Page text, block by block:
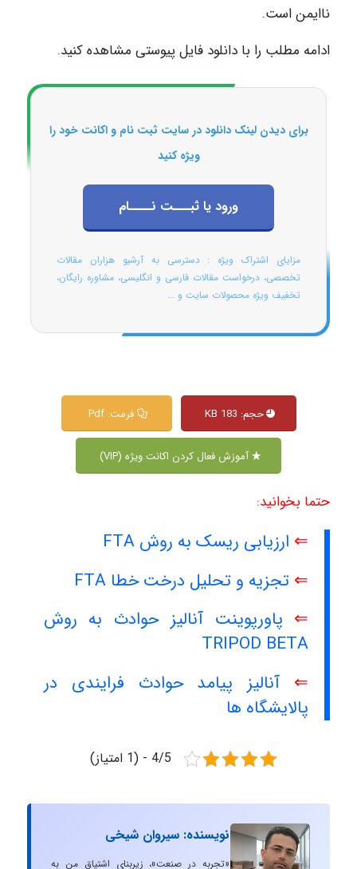
ناایمن است.
ادامه مطلب را با دانلود فایل پیوستی مشاهده کنید.
برای دیدن لینک دانلود در سایت ثبت نام و اکانت خود را
ویژه کنید
ورود یا ثبـــت نــــام
مزایای اشتراک ویژه : دسترسی به آرشیو هزاران مقالات
تخصصی، درخواست مقالات فارسی و انگلیسی، مشاوره رایگان،
تخفیف ویژه محصولات سایت و ...
حجم: 183 KB فرمت: Pdf
آموزش فعال کردن اکانت ویژه (VIP)
حتما بخوانید:
⇐ ارزیابی ریسک به روش FTA
⇐ تجزیه و تحلیل درخت خطا FTA
⇐ پاورپوینت آنالیز حوادث به روش
TRIPOD BETA
⇐ آنالیز پیامد حوادث فرایندی در
پالایشگاه ها
4/5 - (1 امتیاز)
نویسنده: سیروان شیخی
«تجربه در صنعت»، زیربنایِ اشتیاقِ من به